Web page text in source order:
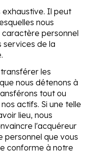
Il peut
nous
personnel
services de la
les
nous détenons à
tout ou
actifs. Si une telle
lieu, nous
l'acquéreur
personnel que vous
conforme à notre